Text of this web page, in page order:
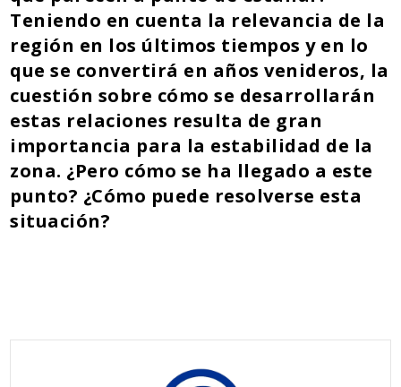
Teniendo en cuenta la relevancia de la
región en los últimos tiempos y en lo
que se convertirá en años venideros, la
cuestión sobre cómo se desarrollarán
estas relaciones resulta de gran
importancia para la estabilidad de la
zona. ¿Pero cómo se ha llegado a este
punto? ¿Cómo puede resolverse esta
situación?